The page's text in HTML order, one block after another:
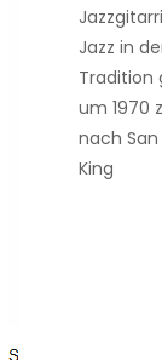
Jazz in
Tradition
um 1970
nach
King